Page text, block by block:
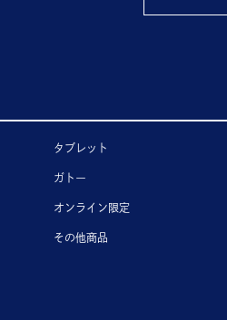
タブレット
ガトー
オンライン限定
その他商品